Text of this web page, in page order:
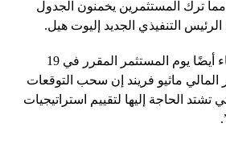
مما ترك المستثمرين يخمنون الجدول
التنفيذي الجديد إليوت هيل.
ألغت الشركة يوم الثلاثاء أيضًا يوم المستثمر المقرر في 19
المالي ماثيو فريند إن سحب التوقعات
تشتد الحاجة إليها لتقييم استراتيجيات